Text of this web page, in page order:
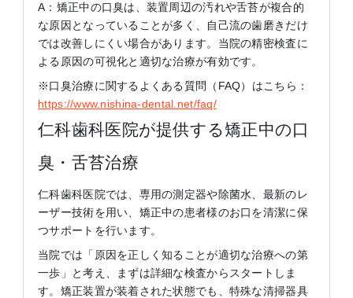
A：矯正中の口臭は、装置周辺の汚れや舌苔が複合的
な原因となっていることが多く、自己流の歯磨きだけ
では改善しにくい場合があります。当院の精密検査に
よる原因の可視化と適切な治療が有効です。
※口臭治療に関するよくある質問（FAQ）はこちら：
https://www.nishina-dental.net/faq/
仁科歯科医院が提供する矯正中の口
臭・舌苔治療
仁科歯科医院では、専用の測定器や除菌水、最新のレ
ーザー技術を用い、矯正中の患者様のお口を清潔に保
つサポートを行います。
当院では「原因を正しく知ることが適切な治療への第
一歩」と考え、まずは詳細な検査からスタートしま
す。矯正装置が装着された状態でも、特殊な清掃器具